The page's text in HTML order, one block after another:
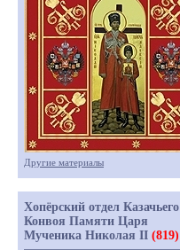
Другие материалы
Хопёрский отдел Казачьего
Конвоя Памяти Царя
Мученика Николая II (819)